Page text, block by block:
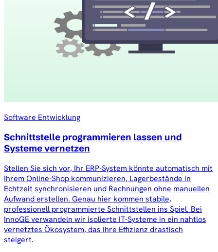
Software Entwicklung
Schnittstelle programmieren lassen und
Systeme vernetzen
Stellen Sie sich vor, Ihr ERP-System könnte automatisch mit
Ihrem Online-Shop kommunizieren, Lagerbestände in
Echtzeit synchronisieren und Rechnungen ohne manuellen
Aufwand erstellen. Genau hier kommen stabile,
professionell programmierte Schnittstellen ins Spiel. Bei
InnoGE verwandeln wir isolierte IT-Systeme in ein nahtlos
vernetztes Ökosystem, das Ihre Effizienz drastisch
steigert.